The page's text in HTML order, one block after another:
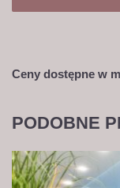
Ceny dostępne w
PODOBNE